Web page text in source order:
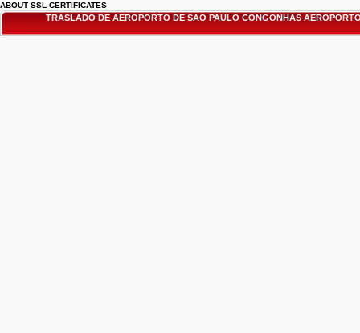
ABOUT SSL CERTIFICATES
TRASLADO DE AEROPORTO DE SAO PAULO CONGONHAS